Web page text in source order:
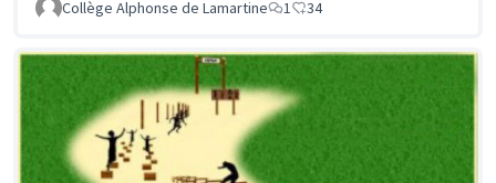
Collège Alphonse de Lamartine
1 34